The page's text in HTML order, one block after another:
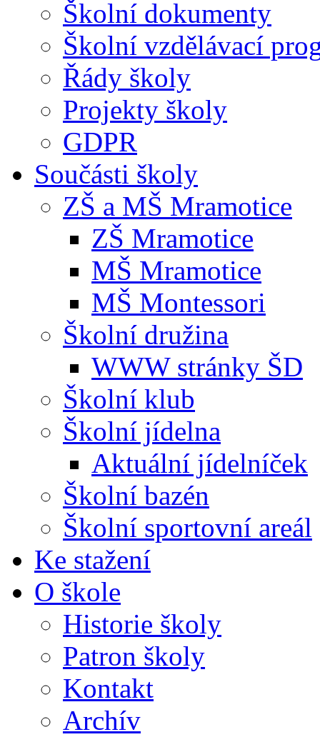
Školní dokumenty
Školní vzdělávací
Řády školy
Projekty školy
GDPR
Součásti školy
ZŠ a MŠ Mramotice
ZŠ Mramotice
MŠ Mramotice
MŠ Montessori
Školní družina
WWW stránky ŠD
Školní klub
Školní jídelna
Aktuální jídelníček
Školní bazén
Školní sportovní areál
Ke stažení
O škole
Historie školy
Patron školy
Kontakt
Archív